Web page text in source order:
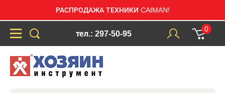
РАСПРОДАЖА ТЕХНИКИ CAIMAN!
тел.: 297-50-95
0